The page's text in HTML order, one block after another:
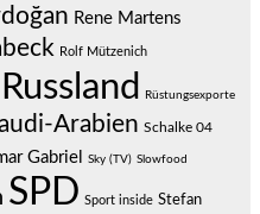
Rene Martens
Rolf Mützenich
Russland Rüstungsexporte
Arabien Schalke 04
Gabriel Sky (TV) Slowfood
SPD Sport inside Stefan